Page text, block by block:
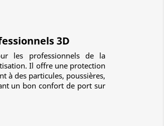
3D
les professionnels de la
Il offre une protection
à des particules, poussières,
un bon confort de port sur